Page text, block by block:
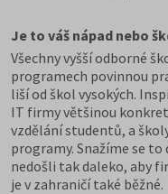
Je to váš nápad nebo
Všechny vyšší odborné
programech povinnou
liší od škol vysokých.
IT firmy většinou
vzdělání studentů, a
programy. Snažíme se
nedošli tak daleko, aby
je v zahraničí také běžné.